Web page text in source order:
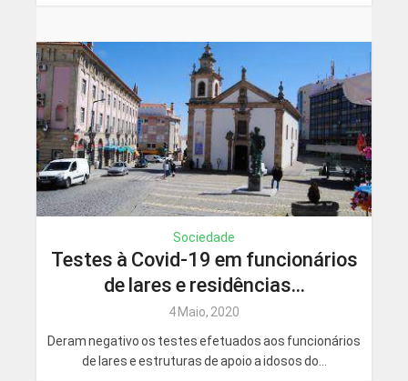
Sociedade
Testes à Covid-19 em funcionários
de lares e residências...
4 Maio, 2020
Deram negativo os testes efetuados aos funcionários
de lares e estruturas de apoio a idosos do...